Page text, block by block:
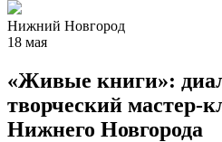
Нижний Новгород
18 мая
«Живые книги»:
творческий
Нижнего Новгорода